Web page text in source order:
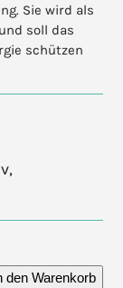
Sie wird als
soll das
schützen
,
den Warenkorb